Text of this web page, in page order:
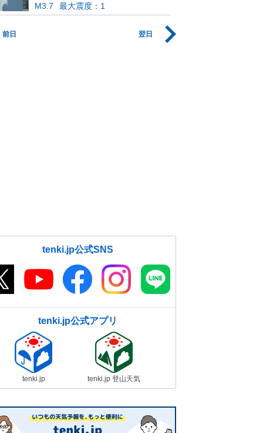
M3.7
最大震度：1
前日 翌日
tenki.jp公式SNS
tenki.jp公式アプリ
tenki.jp tenki.jp 登山天気